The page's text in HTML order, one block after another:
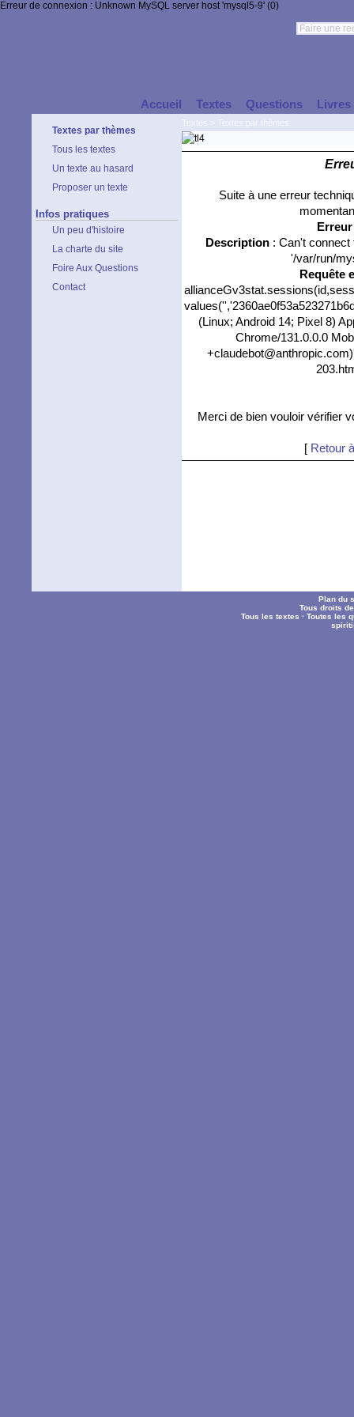
Erreur de connexion : Unknown MySQL server host 'mysql5-9' (0)
Accueil Textes Questions Livres
Textes par thèmes
Tous les textes
Un texte au hasard
Proposer un texte
Infos pratiques
Un peu d'histoire
La charte du site
Foire Aux Questions
Contact
Suite à une erreur
Description: Can't connect
'/var/run/
Requête
(Linux; Android 14; Pixel 8)
Chrome/131.0.0.0
Merci de bien vouloir vérifier
[ Retour
Plan du
Tous droits
Tous les textes ·Toutes les